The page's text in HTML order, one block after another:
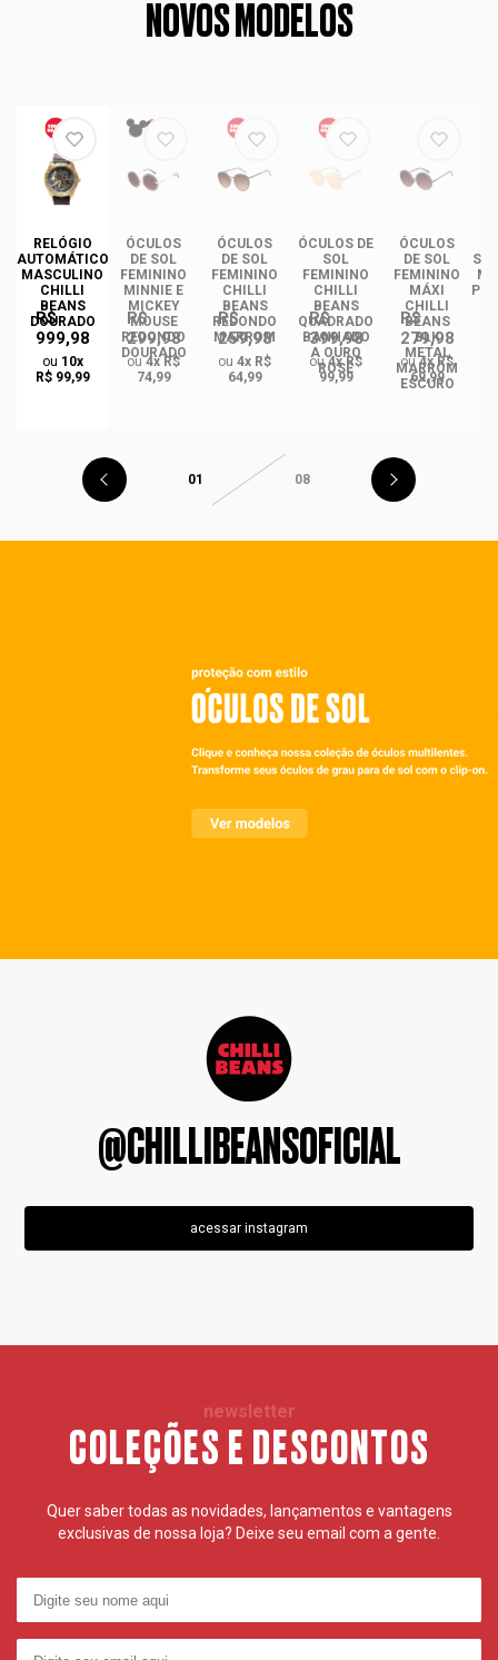
NOVOS MODELOS
RELÓGIO
AUTOMÁTICO
MASCULINO
CHILLI
BEANS
DOURADO
R$
999,98
ou 10x
R$ 99,99
ÓCULOS
DE SOL
FEMININO
MINNIE E
MICKEY
MOUSE
REDONDO
DOURADO
R$
299,98
ou4x R$
74,99
ÓCULOS
DE SOL
FEMININO
CHILLI
BEANS
REDONDO
MARROM
R$
259,98
ou 4x R$
64,99
ÓCULOS DE
SOL
FEMININO
CHILLI
BEANS
QUADRADO
BANHADO
A OURO
ROSÉ
R$
399,98
ou4x R$
99,99
ÓCULOS
DE SOL
FEMININO
MÁXI
CHILLI
BEANS
BLK
METAL
MARROM
ESCURO
R$
279,98
ou4x R$
69,99
01 08
@CHILLIBEANSOFICIAL
acessar instagram
newsletter
COLEÇÕES E DESCONTOS
Quer saber todas as novidades, lançamentos e vantagens
exclusivas de nossa loja? Deixe seu email com a gente.